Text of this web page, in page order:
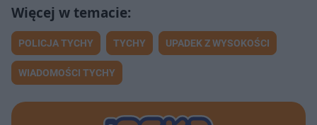
POLICJA TYCHY TYCHY UPADEK Z WYSOKOŚCI
WIADOMOŚCI TYCHY